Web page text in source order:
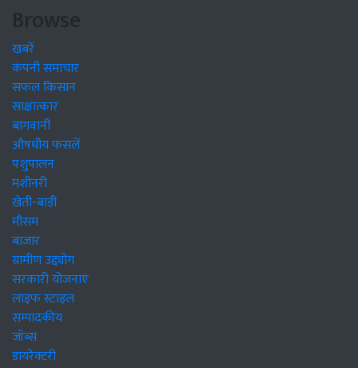
Browse
खबरें
कंपनी समाचार
सफल किसान
साक्षात्कार
बागवानी
औषधीय फसलें
पशुपालन
मशीनरी
खेती-बाड़ी
मौसम
बाजार
ग्रामीण उद्द्योग
सरकारी योजनाएं
लाइफ स्टाइल
सम्पादकीय
जॉब्स
डायरेक्टरी